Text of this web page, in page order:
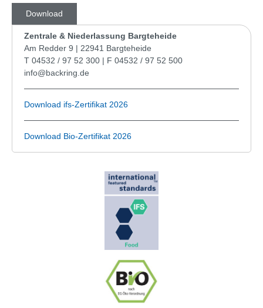
Download
Zentrale & Niederlassung Bargteheide
Am Redder 9 | 22941 Bargteheide
T 04532 / 97 52 300 | F 04532 / 97 52 500
info@backring.de
Download ifs-Zertifikat 2026
Download Bio-Zertifikat 2026